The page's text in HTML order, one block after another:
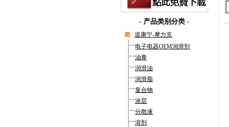
- 产品类别分类 -
道康宁-摩力克
电子电器OEM润滑剂
油膏
润滑油
润滑脂
复合物
涂层
分散液
溶剂